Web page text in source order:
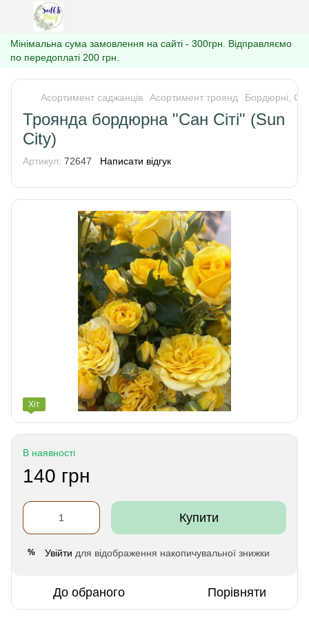
Мінімальна сума замовлення на сайті - 300грн. Відправляємо
по передоплаті 200 грн.
Асортимент саджанців Асортимент троянд Бордюрні,
Троянда бордюрна "Сан Сіті" (Sun
City)
Артикул: 72647 Написати відгук
Хіт
В наявності
140 грн
Купити
% Увійти для відображення накопичувальної знижки
До обраного Порівняти